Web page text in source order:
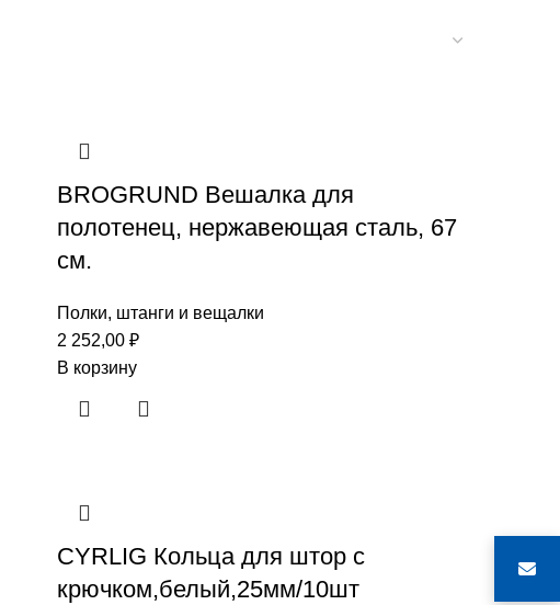
BROGRUND Вешалка для
полотенец, нержавеющая сталь, 67
см.
Полки, штанги и вещалки
2 252,00 ₽
В корзину
CYRLIG Кольца для штор с
крючком,белый,25мм/10шт